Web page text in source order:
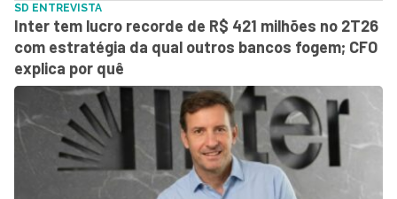
SD ENTREVISTA
Inter tem lucro recorde de R$ 421 milhões no 2T26
com estratégia da qual outros bancos fogem; CFO
explica por quê